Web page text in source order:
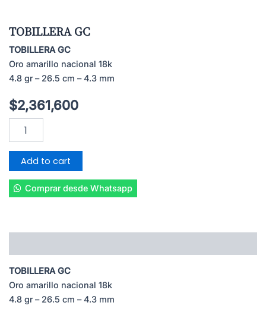
TOBILLERA GC
TOBILLERA GC
Oro amarillo nacional 18k
4.8 gr – 26.5 cm – 4.3 mm
$2,361,600
TOBILLERA
Add to cart
Comprar desde Whatsapp
TOBILLERA GC
Oro amarillo nacional 18k
4.8 gr – 26.5 cm – 4.3 mm